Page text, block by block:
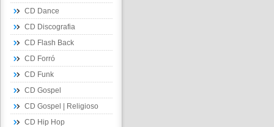
CD Dance
CD Discografia
CD Flash Back
CD Forró
CD Funk
CD Gospel
CD Gospel | Religioso
CD Hip Hop